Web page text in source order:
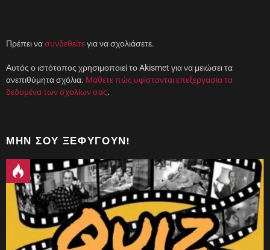
Πρέπει νασυνδεθείτεγια να σχολιάσετε.
Αυτός ο ιστότοπος χρησιμοποιεί το Akismet για να μειώσει τα
ανεπιθύμητα σχόλια. Μάθετε πώς υφίστανται επεξεργασία τα
δεδομένα των σχολίων σας.
ΜΗΝ ΣΟΥ ΞΕΦΎΓΟΥΝ!